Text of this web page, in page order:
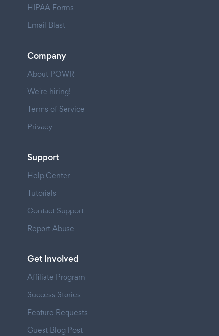
HIPAA Forms
Email Blast
Company
About POWR
We're hiring!
Terms of Service
Privacy
Support
Help Center
Tutorials
Contact Support
Report Abuse
Get Involved
Affiliate Program
Success Stories
Feature Requests
Guest Blog Post